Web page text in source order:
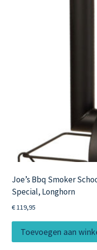
Joe’s Bbq Smoker
Special, Longhorn
€119,95
Toevoegen aan